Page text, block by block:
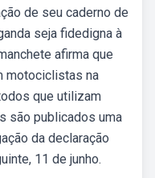
de seu caderno de
seja fidedigna à
afirma que
motociclistas na
que utilizam
são publicados uma
da declaração
11 de junho.